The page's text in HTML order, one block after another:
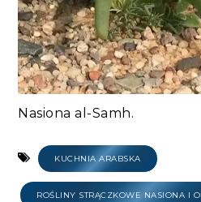
Nasiona al-Samh.
KUCHNIA ARABSKA
ROŚLINY STRĄCZKOWE NASIONA I